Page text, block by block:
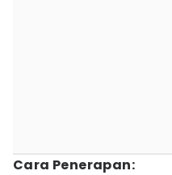
Cara Penerapan: